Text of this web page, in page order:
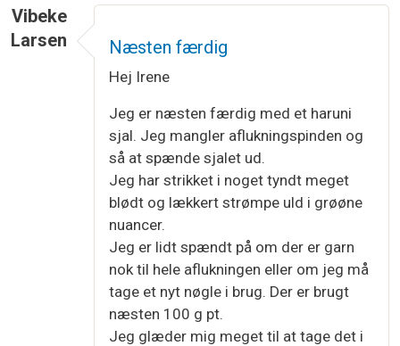
Vibeke
Larsen
Næsten færdig
Hej Irene
Jeg er næsten færdig med et haruni
sjal. Jeg mangler aflukningspinden og
så at spænde sjalet ud.
Jeg har strikket i noget tyndt meget
blødt og lækkert strømpe uld i grøøne
nuancer.
Jeg er lidt spændt på om der er garn
nok til hele aflukningen eller om jeg må
tage et nyt nøgle i brug. Der er brugt
næsten 100 g pt.
Jeg glæder mig meget til at tage det i